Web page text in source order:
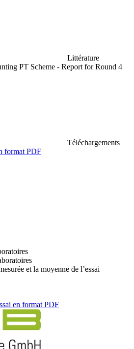
Littérature
PT Scheme - Report for Round 4
Téléchargements
format PDF
et la moyenne de l’essai
en format PDF